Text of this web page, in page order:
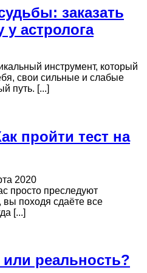
заказать
у астролога
инструмент, который
свои сильные и слабые
путь. [...]
пройти тест на
2020
просто преследуют
походя сдаёте все
[...]
реальность?